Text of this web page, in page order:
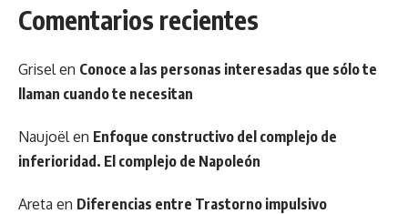
Comentarios recientes
Grisel en Conoce a las personas interesadas que sólo te
llaman cuando te necesitan
Naujoël en Enfoque constructivo del complejo de
inferioridad. El complejo de Napoleón
Areta en Diferencias entre Trastorno impulsivo